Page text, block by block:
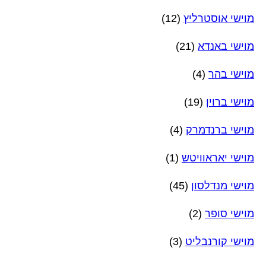
מוישי אוסטרליץ (12)
מוישי באנדא (21)
מוישי בהר (4)
מוישי ברוין (19)
מוישי ברנדמרק (4)
מוישי יאראוויטש (1)
מוישי מנדלסון (45)
מוישי סופר (2)
מוישי קורנבליט (3)